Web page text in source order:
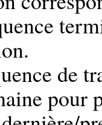
de
pour